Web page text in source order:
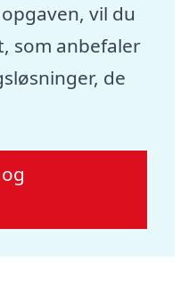
vil du
som anbefaler
de